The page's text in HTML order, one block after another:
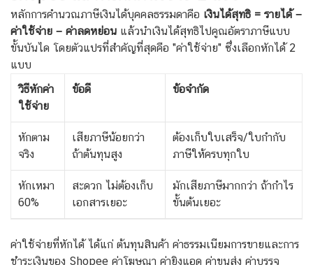
หลักการคำนวณภาษีเงินได้บุคคลธรรมดาคือ เงินได้สุทธิ = รายได้ −
ค่าใช้จ่าย − ค่าลดหย่อน แล้วนำเงินได้สุทธิไปคูณอัตราภาษีแบบ
ขั้นบันได โดยตัวแปรที่สำคัญที่สุดคือ "ค่าใช้จ่าย" ซึ่งเลือกหักได้ 2
แบบ
วิธีหักค่า
ใช้จ่าย
ข้อดี ข้อจำกัด
หักตาม
จริง
เสียภาษีน้อยกว่า
ถ้าต้นทุนสูง
ต้องเก็บใบเสร็จ/ใบกำกับ
ภาษีให้ครบทุกใบ
หักเหมา
60%
สะดวก ไม่ต้องเก็บ
เอกสารเยอะ
มักเสียภาษีมากกว่า ถ้ากำไร
ขั้นต้นเยอะ
ค่าใช้จ่ายที่หักได้ ได้แก่ ต้นทุนสินค้า ค่าธรรมเนียมการขายและการ
ชำระเงินของ Shopee ค่าโฆษณา ค่ายิงแอด ค่าขนส่ง ค่าบรรจุ